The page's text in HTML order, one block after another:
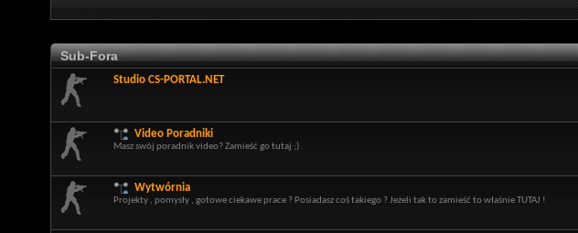
Sub-Fora
Studio CS-PORTAL.NET
Video Poradniki
Masz swój poradnik video? Zamieść go tutaj ;) .
Wytwórnia
Projekty , pomysły , gotowe ciekawe prace ? Posiadasz coś takiego ? Jeżeli tak to zamieść to właśnie TUTAJ !